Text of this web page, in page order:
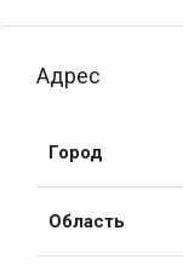
Адрес
Город
Область